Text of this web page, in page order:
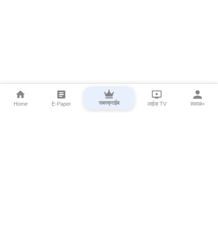
Home E-Paper सबस्क्राईब लाईव्ह TV सकाळ+